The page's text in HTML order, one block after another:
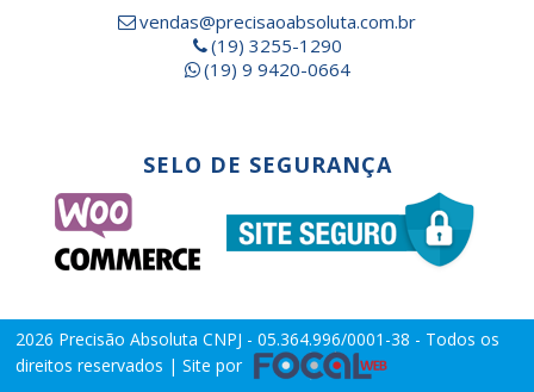
vendas@precisaoabsoluta.com.br
(19) 3255-1290
(19) 9 9420-0664
SELO DE SEGURANÇA
2026 Precisão AbsolutaCNPJ - 05.364.996/0001-38 - Todos os
direitos reservados | Site por